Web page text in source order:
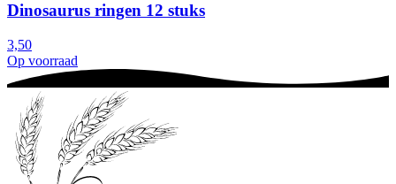
Dinosaurus ringen 12 stuks
3,50
Op voorraad